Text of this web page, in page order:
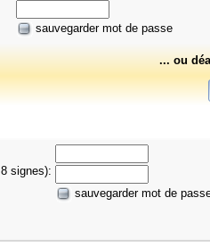
sauvegarder mot de passe
... ou
signes):
sauvegarder mot de